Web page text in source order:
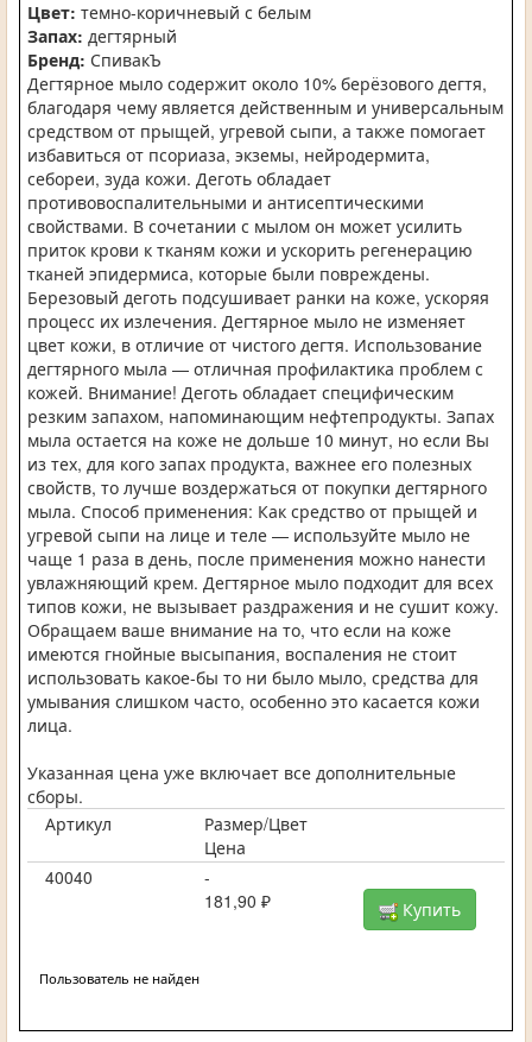
Цвет: темно-коричневый с белым
Запах: дегтярный
Бренд: СпивакЪ
Дегтярное мыло содержит около 10% берёзового дегтя,
благодаря чему является действенным и универсальным
средством от прыщей, угревой сыпи, а также помогает
избавиться от псориаза, экземы, нейродермита,
себореи, зуда кожи. Деготь обладает
противовоспалительными и антисептическими
свойствами. В сочетании с мылом он может усилить
приток крови к тканям кожи и ускорить регенерацию
тканей эпидермиса, которые были повреждены.
Березовый деготь подсушивает ранки на коже, ускоряя
процесс их излечения. Дегтярное мыло не изменяет
цвет кожи, в отличие от чистого дегтя. Использование
дегтярного мыла — отличная профилактика проблем с
кожей. Внимание! Деготь обладает специфическим
резким запахом, напоминающим нефтепродукты. Запах
мыла остается на коже не дольше 10 минут, но если Вы
из тех, для кого запах продукта, важнее его полезных
свойств, то лучше воздержаться от покупки дегтярного
мыла. Способ применения: Как средство от прыщей и
угревой сыпи на лице и теле — используйте мыло не
чаще 1 раза в день, после применения можно нанести
увлажняющий крем. Дегтярное мыло подходит для всех
типов кожи, не вызывает раздражения и не сушит кожу.
Обращаем ваше внимание на то, что если на коже
имеются гнойные высыпания, воспаления не стоит
использовать какое-бы то ни было мыло, средства для
умывания слишком часто, особенно это касается кожи
лица.
Указанная цена уже включает все дополнительные
сборы.
Артикул
Размер/Цвет
Цена
40040
-
181,90 ₽
Купить
Пользователь не найден